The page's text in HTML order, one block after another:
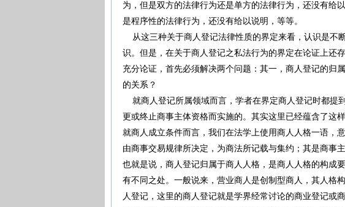
为，但是双方的法律行为还是单方的法律行为，还没有给
是程序性的法律行为，还没有给以说明，等等。
从这三种关于商人登记法律性质的界定来看，认识是不
识。但是，在关于商人登记之私法行为的界定在论证上还
充分论证，首先必须解决两个问题：其一，商人登记的归
的关系？
就商人登记所属领域而言，学者在界定商人登记时都提
更或终止商事主体资格而实施的。其实这里已经蕴含了这
就商人成立条件而言，我们在法学上使用商人人格一语，
由商事交易规律所决定，为商法所记载与集约；其是商事
也就是说，商人登记归属于商人人格，是商人人格的构成
有不同之处。一般说来，营业商人是创制型商人，其人格
人登记，这里的商人登记就是学界经常讨论的商业登记或